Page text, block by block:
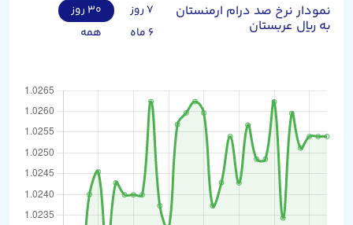
نمودار نرخ صد درام ارمنستان
به ریال عربستان
۷ روز
۳۰ روز
۶ ماه
همه